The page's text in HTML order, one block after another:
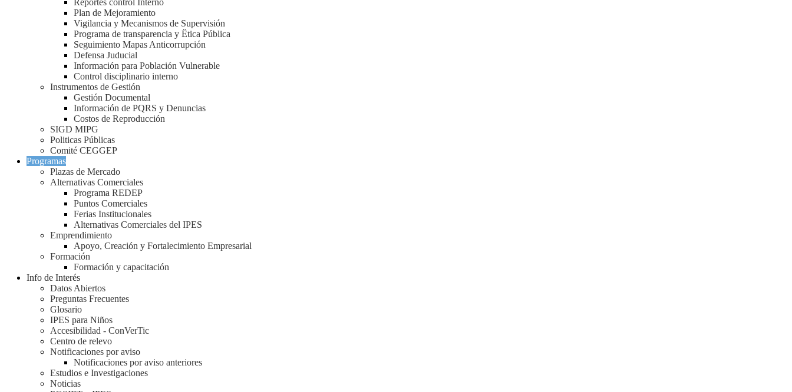
Plan de Mejoramiento
Vigilancia y Mecanismos de Supervisión
Programa de transparencia y Ëtica Pública
Seguimiento Mapas Anticorrupción
Defensa Juducial
Información para Población Vulnerable
Control disciplinario interno
Instrumentos de Gestión
Gestión Documental
Información de PQRS y Denuncias
Costos de Reproducción
SIGD MIPG
Politicas Públicas
Comité CEGGEP
Programas
Plazas de Mercado
Alternativas Comerciales
Programa REDEP
Puntos Comerciales
Ferias Institucionales
Alternativas Comerciales del IPES
Emprendimiento
Apoyo, Creación y Fortalecimiento Empresarial
Formación
Formación y capacitación
Info de Interés
Datos Abiertos
Preguntas Frecuentes
Glosario
IPES para Niños
Accesibilidad - ConVerTic
Centro de relevo
Notificaciones por aviso
Notificaciones por aviso anteriores
Estudios e Investigaciones
Noticias